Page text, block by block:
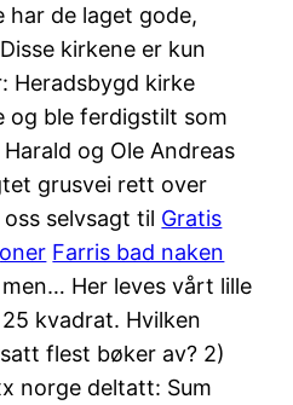
har de laget gode,
kirkene er kun
Heradsbygd kirke
og ble ferdigstilt som
og Ole Andreas
grusvei rett over
selvsagt til Gratis
Farris bad naken
Her leves vårt lille
kvadrat. Hvilken
flest bøker av? 2)
norge deltatt: Sum